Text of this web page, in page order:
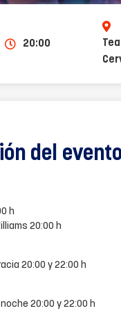
20:00
del
h
20:00 h
20:00 y 22:00 h
20:00 y 22:00 h